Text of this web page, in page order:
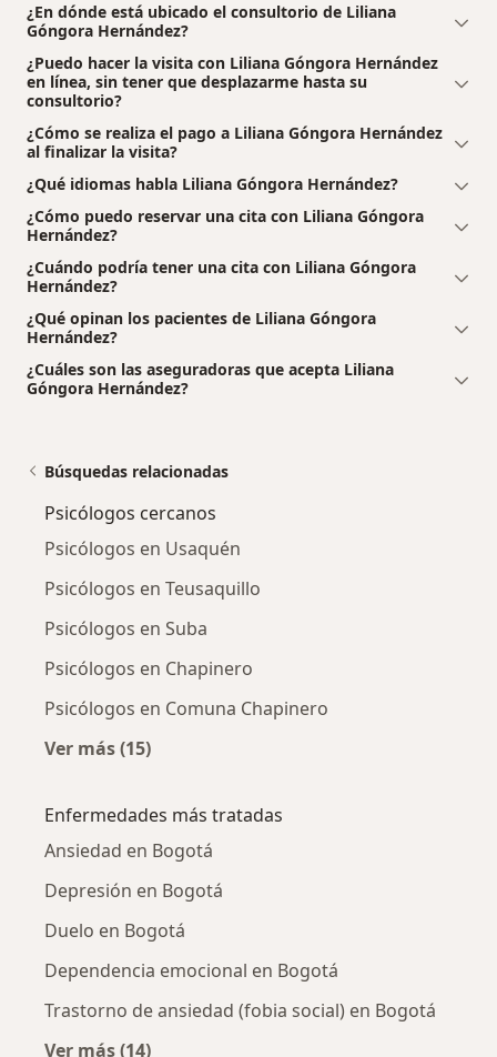
¿En dónde está ubicado el consultorio de Liliana
Góngora Hernández?
¿Puedo hacer la visita con Liliana Góngora Hernández
en línea, sin tener que desplazarme hasta su
consultorio?
¿Cómo se realiza el pago a Liliana Góngora Hernández
al finalizar la visita?
¿Qué idiomas habla Liliana Góngora Hernández?
¿Cómo puedo reservar una cita con Liliana Góngora
Hernández?
¿Cuándo podría tener una cita con Liliana Góngora
Hernández?
¿Qué opinan los pacientes de Liliana Góngora
Hernández?
¿Cuáles son las aseguradoras que acepta Liliana
Góngora Hernández?
Búsquedas relacionadas
Psicólogos cercanos
Psicólogos en Usaquén
Psicólogos en Teusaquillo
Psicólogos en Suba
Psicólogos en Chapinero
Psicólogos en Comuna Chapinero
Ver más (15)
Enfermedades más tratadas
Ansiedad en Bogotá
Depresión en Bogotá
Duelo en Bogotá
Dependencia emocional en Bogotá
Trastorno de ansiedad (fobia social) en Bogotá
Ver más (14)